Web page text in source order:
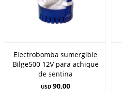
Electrobomba sumergible
Bilge500 12V para achique
de sentina
USD 90,00